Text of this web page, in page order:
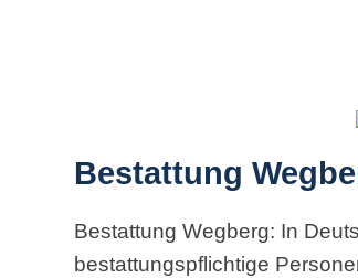
Bestattung
Bestattung Wegberg: In
bestattungspflichtige